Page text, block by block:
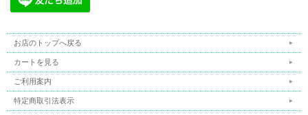
お店のトップへ戻る
カートを見る
ご利用案内
特定商取引法表示